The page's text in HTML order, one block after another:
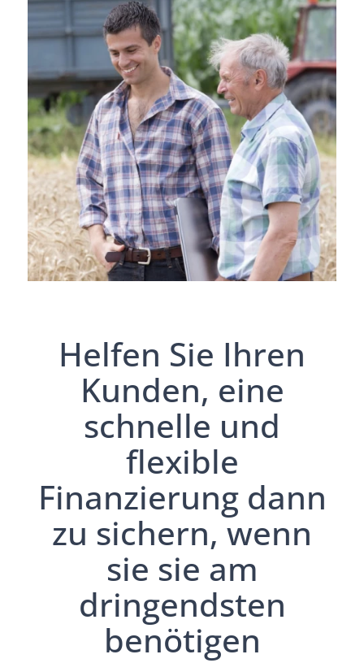
Helfen Sie Ihren
Kunden, eine
schnelle und
flexible
Finanzierung dann
zu sichern, wenn
sie sie am
dringendsten
benötigen